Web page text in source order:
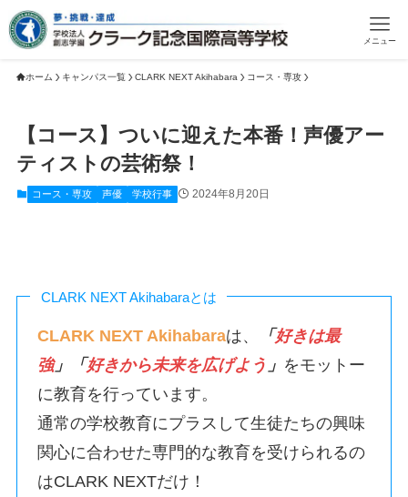
メニュー
ホーム キャンパス一覧 CLARK NEXT Akihabara コース・専攻
【コース】ついに迎えた本番！声優アー
ティストの芸術祭！
コース・専攻 声優 学校行事 2024年8月20日
CLARK NEXT Akihabaraとは
CLARK NEXT Akihabaraは、 「 好きは最
強」「 好きから未来を広げよう 」 をモットー
に教育を行っています。
通常の学校教育にプラスして生徒たちの興味
関心に合わせた専門的な教育を受けられるの
はCLARK NEXTだけ！